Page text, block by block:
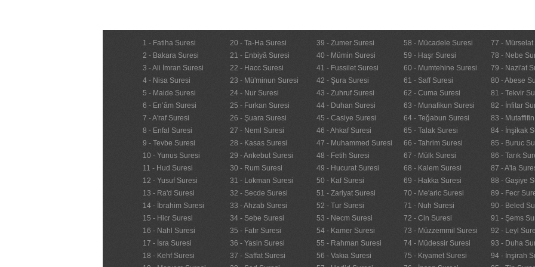
1 - Fatiha Suresi
2 - Bakara Suresi
3 - Ali İmran Suresi
4 - Nisa Suresi
5 - Maide Suresi
6 - En’âm Suresi
7 - A'raf Suresi
8 - Enfal Suresi
9 - Tevbe Suresi
10 - Yunus Suresi
11 - Hud Suresi
12 - Yusuf Suresi
13 - Ra'd Suresi
14 - İbrahim Suresi
15 - Hicr Suresi
16 - Nahl Suresi
17 - İsra Suresi
18 - Kehf Suresi
20 - Ta-Ha Suresi
21 - Enbiyâ Suresi
22 - Hacc Suresi
23 - Mü'minun Suresi
24 - Nur Suresi
25 - Furkan Suresi
26 - Şuara Suresi
27 - Neml Suresi
28 - Kasas Suresi
29 - Ankebut Suresi
30 - Rum Suresi
31 - Lokman Suresi
32 - Secde Suresi
33 - Ahzab Suresi
34 - Sebe Suresi
35 - Fatır Suresi
36 - Yasin Suresi
37 - Saffat Suresi
39 - Zumer Suresi
40 - Mümin Suresi
41 - Fussilet Suresi
42 - Şura Suresi
43 - Zuhruf Suresi
44 - Duhan Suresi
45 - Casiye Suresi
46 - Ahkaf Suresi
47 - Muhammed Suresi
48 - Fetih Suresi
49 - Hucurat Suresi
50 - Kaf Suresi
51 - Zariyat Suresi
52 - Tur Suresi
53 - Necm Suresi
54 - Kamer Suresi
55 - Rahman Suresi
56 - Vakıa Suresi
58 - Mücadele Suresi
59 - Haşr Suresi
60 - Mumtehine Suresi
61 - Saff Suresi
62 - Cuma Suresi
63 - Munafikun Suresi
64 - Teğabun Suresi
65 - Talak Suresi
66 - Tahrim Suresi
67 - Mülk Suresi
68 - Kalem Suresi
69 - Hakka Suresi
70 - Me'aric Suresi
71 - Nuh Suresi
72 - Cin Suresi
73 - Müzzemmil Suresi
74 - Müdessir Suresi
75 - Kıyamet Suresi
77 - Mürselat
78 - Nebe
79 - Nazi'at
80 - Abese
81 - Tekvir
82 - İnfitar
83 -
84 - İnşikak
85 - Buruc
86 - Tarık
87 - A'la
88 - Gaşiye
89 - Fecr
90 - Beled
91 - Şems
92 - Leyl
93 - Duha
94 - İnşirah